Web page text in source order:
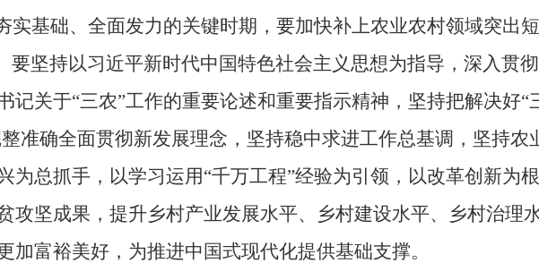
基础、全面发力的关键时期，要加快补上农业农村领域突出
要坚持以习近平新时代中国特色社会主义思想为指导，深入贯
关于“三农”工作的重要论述和重要指示精神，坚持把解决好“
准确全面贯彻新发展理念，坚持稳中求进工作总基调，坚持农
总抓手，以学习运用“千万工程”经验为引领，以改革创新为
坚成果，提升乡村产业发展水平、乡村建设水平、乡村治理
富裕美好，为推进中国式现代化提供基础支撑。